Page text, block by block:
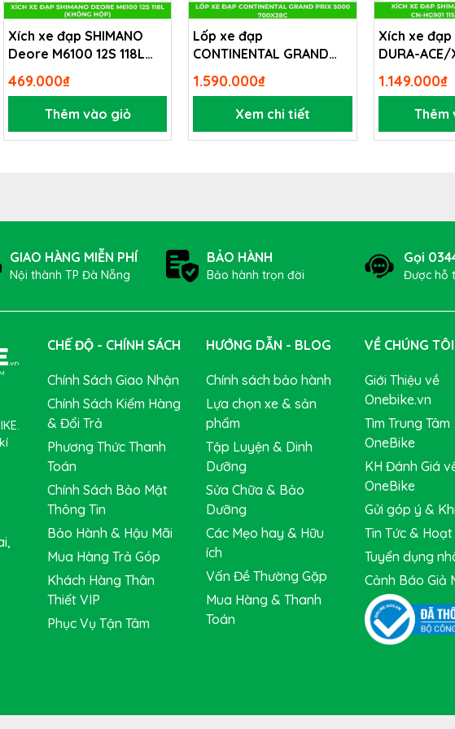
khoáng chất và hạt kết dính từ sợi tre nhanh chóng lắp kín các lỗ thủng lớn.
tiên tiến giúp keo tự vá phủ đều lên các thành trong của lốp
khích bạn kiểm tra lại lượng keo trong lốp và châm thêm khi cần thiết, đặc
mỗi 750miles (~ 1207km)
Xích xe đạp SHIMANO
Deore M6100 12S 118L
(không hộp)
469.000₫
Thêm vào giỏ
Lốp xe đạp
CONTINENTAL GRAND
PRIX 5000 700x28c
1.590.000₫
Xem chi tiết
Xích xe đạp
DURA-ACE/
HG901 11S
1.149.000₫
Thêm
GIAO HÀNG MIỄN PHÍ
Nội thành TP Đà Nẵng
BẢO HÀNH
Bảo hành trọn đời
Gọi
Được hỗ
CHẾ ĐỘ - CHÍNH SÁCH
Chính Sách Giao Nhận
Chính Sách Kiểm Hàng
& Đổi Trả
Phương Thức Thanh
Toán
Chính Sách Bảo Mật
Thông Tin
Bảo Hành & Hậu Mãi
Mua Hàng Trả Góp
Khách Hàng Thân
Thiết VIP
Phục Vụ Tận Tâm
HƯỚNG DẪN - BLOG
Chính sách bảo hành
Lựa chọn xe & sản
phẩm
Tập Luyện & Dinh
Dưỡng
Sửa Chữa & Bảo
Dưỡng
Các Mẹo hay & Hữu
ích
Vấn Đề Thường Gặp
Mua Hàng & Thanh
Toán
VỀ CHÚNG TÔI
Giới Thiệu về
Onebike.vn
Tìm Trung Tâm
OneBike
KH Đánh Giá
OneBike
Gửi góp ý &
Tin Tức &
Tuyển dụng
Cảnh Báo Giả